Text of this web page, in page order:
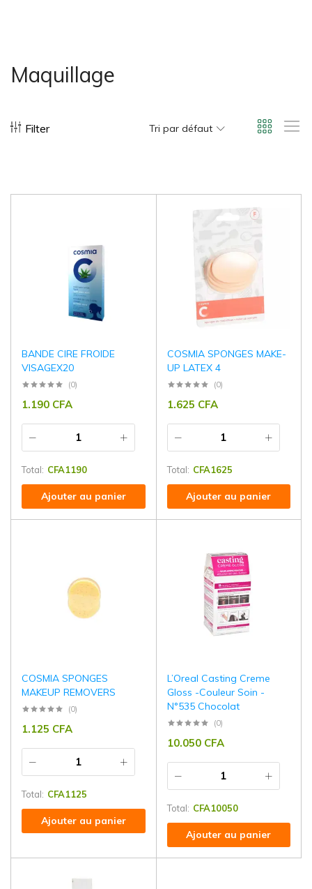
Maquillage
Filter Tri par défaut
BANDE CIRE FROIDE
VISAGEX20
(0)
1.190 CFA
Total: CFA1190
Ajouter au panier
COSMIA SPONGES MAKE-
UP LATEX 4
(0)
1.625 CFA
Total: CFA1625
Ajouter au panier
COSMIA SPONGES
MAKEUP REMOVERS
(0)
1.125 CFA
Total: CFA1125
Ajouter au panier
L’Oreal Casting Creme
Gloss -Couleur Soin -
N°535 Chocolat
(0)
10.050 CFA
Total: CFA10050
Ajouter au panier